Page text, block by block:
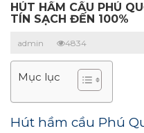
HÚT HẦM CẦU PHÚ
TÍN SẠCH ĐẾN 100%
admin 4834
Mục lục
Hút hầm cầu Phú